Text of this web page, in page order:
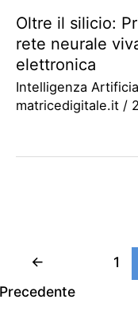
Oltre il silicio:
rete neurale
elettronica
Intelligenza
matricedigitale.it /
←
Precedente
1